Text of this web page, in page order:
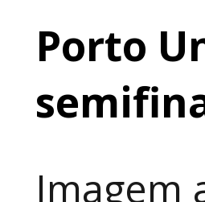
Porto
Imagem